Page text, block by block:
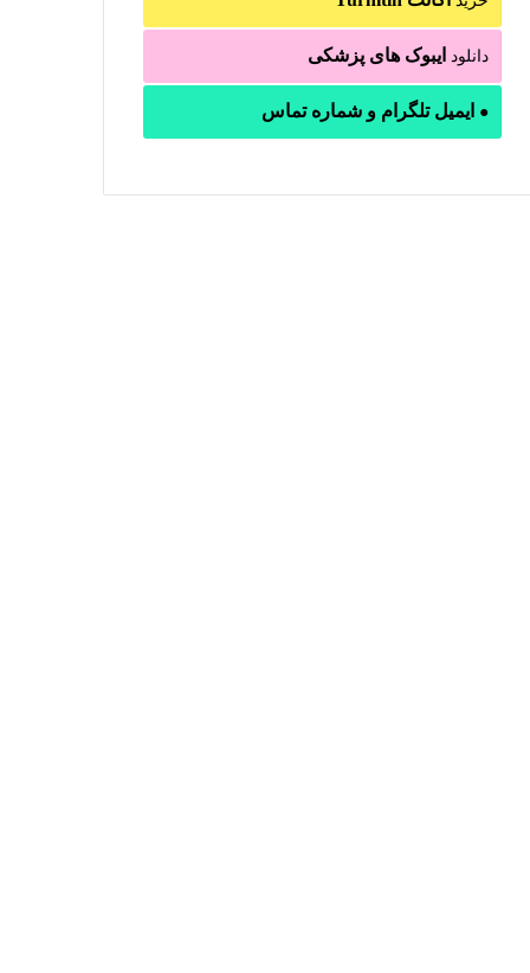
دانلود ایبوک های پزشکی
● ایمیل تلگرام و شماره تماس